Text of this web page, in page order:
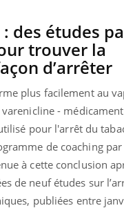
des études
trouver la
d’arrêter
plus facilement au
-
pour l'arrêt du
de coaching
à cette conclusion
de neuf études sur
publiées entre